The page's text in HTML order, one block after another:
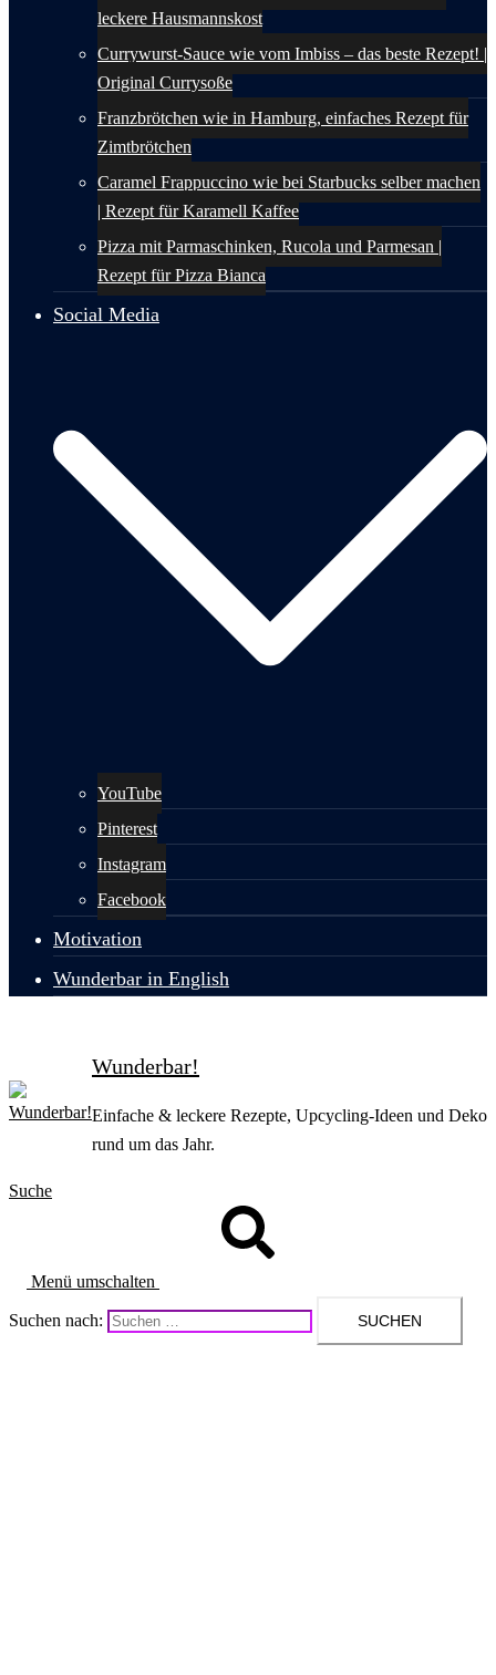
leckere Hausmannskost
Currywurst-Sauce wie vom Imbiss – das beste Rezept! |
Original Currysoße
Franzbrötchen wie in Hamburg, einfaches Rezept für
Zimtbrötchen
Caramel Frappuccino wie bei Starbucks selber machen
| Rezept für Karamell Kaffee
Pizza mit Parmaschinken, Rucola und Parmesan |
Rezept für Pizza Bianca
Social Media
YouTube
Pinterest
Instagram
Facebook
Motivation
Wunderbar in English
Wunderbar!
Einfache & leckere Rezepte, Upcycling-Ideen und Deko
rund um das Jahr.
Suche
Menü umschalten
Suchen nach: